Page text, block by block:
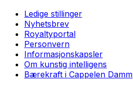
Ledige stillinger
Nyhetsbrev
Royaltyportal
Personvern
Informasjonskapsler
Om kunstig intelligens
Bærekraft i Cappelen Damm